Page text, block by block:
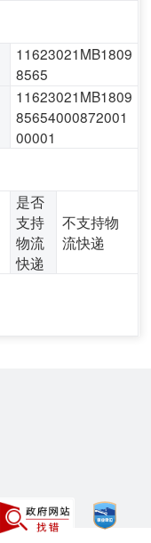
11623021MB1809
8565
11623021MB1809
85654000872001
00001
是否
支持
物流
快递
不支持物
流快递